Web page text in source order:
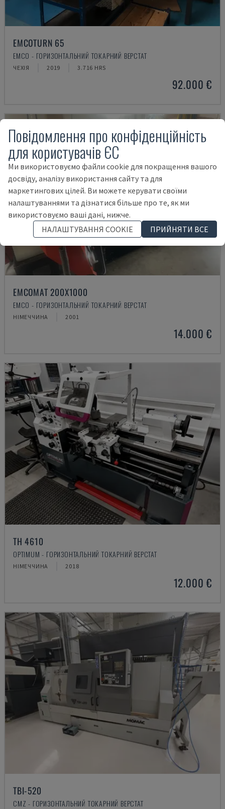
EMCOTURN 65
EMCO - ГОРИЗОНТАЛЬНИЙ ТОКАРНИЙ ВЕРСТАТ
ЧЕХІЯ 2019 3.716 HRS
92.000 €
EMCOMAT 200X1000
EMCO - ГОРИЗОНТАЛЬНИЙ ТОКАРНИЙ ВЕРСТАТ
НІМЕЧЧИНА 2001
14.000 €
TH 4610
OPTIMUM - ГОРИЗОНТАЛЬНИЙ ТОКАРНИЙ ВЕРСТАТ
НІМЕЧЧИНА 2018
12.000 €
TBI-520
CMZ - ГОРИЗОНТАЛЬНИЙ ТОКАРНИЙ ВЕРСТАТ
Повідомлення про конфіденційність
для користувачів ЄС
Ми використовуємо файли cookie для покращення вашого
досвіду, аналізу використання сайту та для
маркетингових цілей. Ви можете керувати своїми
налаштуваннями та дізнатися більше про те, як ми
використовуємо ваші дані, нижче.
НАЛАШТУВАННЯ COOKIE
ПРИЙНЯТИ ВСЕ